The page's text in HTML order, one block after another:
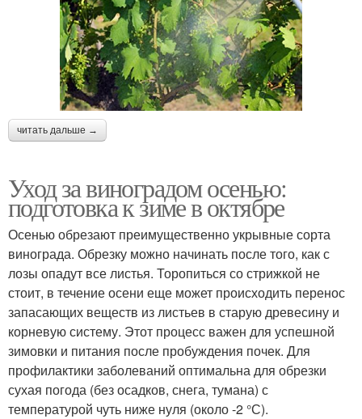
читать дальше →
Уход за виноградом осенью:
подготовка к зиме в октябре
Осенью обрезают преимущественно укрывные сорта
винограда. Обрезку можно начинать после того, как с
лозы опадут все листья. Торопиться со стрижкой не
стоит, в течение осени еще может происходить перенос
запасающих веществ из листьев в старую древесину и
корневую систему. Этот процесс важен для успешной
зимовки и питания после пробуждения почек. Для
профилактики заболеваний оптимальна для обрезки
сухая погода (без осадков, снега, тумана) с
температурой чуть ниже нуля (около -2 °С).